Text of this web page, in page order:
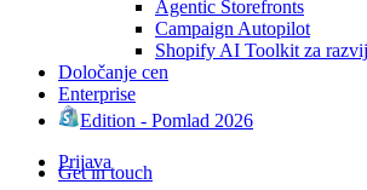
Agentic Storefronts
Campaign Autopilot
Shopify AI Toolkit za
Določanje cen
Enterprise
Edition - Pomlad 2026
Prijava
Get in touch